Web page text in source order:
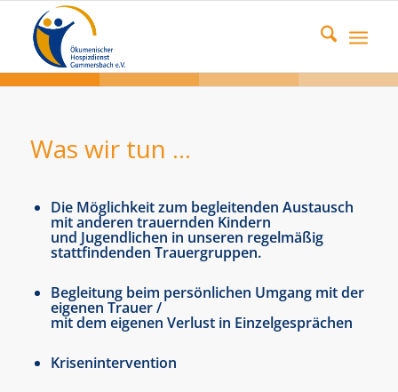
Was wir tun …
Die Möglichkeit zum begleitenden Austausch
mit anderen trauernden Kindern
und Jugendlichen in unseren regelmäßig
stattfindenden Trauergruppen.
Begleitung beim persönlichen Umgang mit der
eigenen Trauer /
mit dem eigenen Verlust in Einzelgesprächen
Krisenintervention